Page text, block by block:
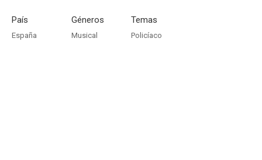
País
España
Géneros
Musical
Temas
Policíaco